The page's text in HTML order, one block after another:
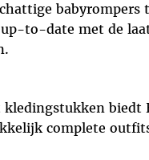
to-date met de
kledingstukken biedt
complete